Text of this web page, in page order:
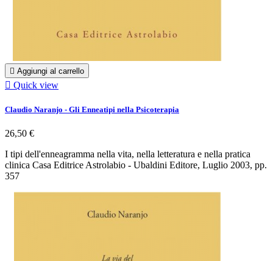
 Aggiungi al carrello
 Quick view
Claudio Naranjo - Gli Enneatipi nella Psicoterapia
26,50 €
I tipi dell'enneagramma nella vita, nella letteratura e nella pratica
clinica Casa Editrice Astrolabio - Ubaldini Editore, Luglio 2003, pp.
357